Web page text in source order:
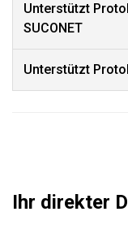
Unterstützt
SUCONET
Unterstützt
Ihr direkter